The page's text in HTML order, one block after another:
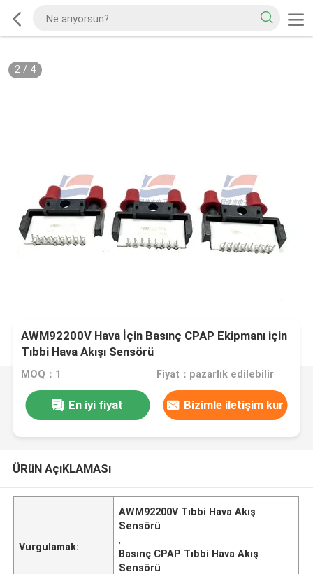
2/ 4
AWM92200V Hava İçin Basınç CPAP Ekipmanı için
Tıbbi Hava Akışı Sensörü
MOQ：1 Fiyat：pazarlık edilebilir
En iyi fiyat Bizimle iletişim kur
ÜRüN AçıKLAMASı
Vurgulamak:
AWM92200V Tıbbi Hava Akış
Sensörü
,
Basınç CPAP Tıbbi Hava Akış
Sensörü